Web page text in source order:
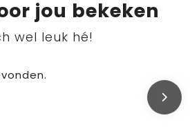
jou bekeken
wel leuk hé!